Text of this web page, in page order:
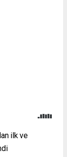
ilk ve